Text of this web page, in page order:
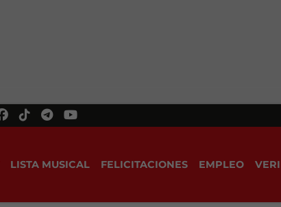
LISTA MUSICAL FELICITACIONES EMPLEO